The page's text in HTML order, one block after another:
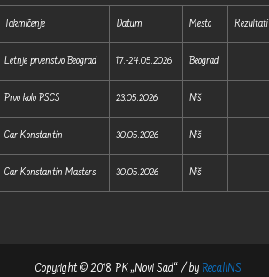
Takmičenje Datum Mesto Rezultati
Letnje prvenstvo Beograd 17.-24.05.2026 Beograd
Prvo kolo PSCS 23.05.2026 Niš
Car Konstantin 30.05.2026 Niš
Car Konstantin Masters 30.05.2026 Niš
Copyright © 2018. PK „Novi Sad“ / by RecallNS